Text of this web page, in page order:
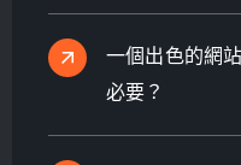
一個出色的網
必要？